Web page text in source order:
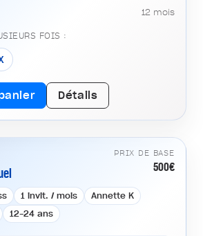
12 mois
FOIS :
Détails
PRIX DE BASE
500€
1 invit. / mois
Annette K
12-24 ans